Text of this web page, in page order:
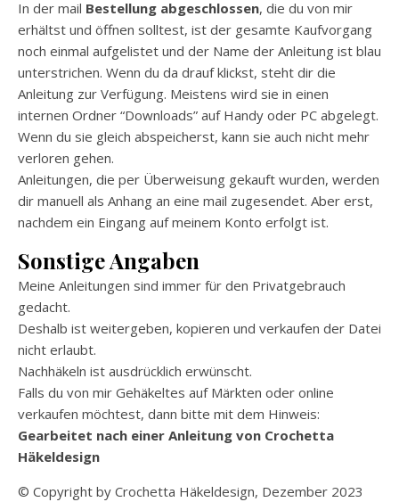
In der mail Bestellung abgeschlossen, die du von mir
erhältst und öffnen solltest, ist der gesamte Kaufvorgang
noch einmal aufgelistet und der Name der Anleitung ist blau
unterstrichen. Wenn du da drauf klickst, steht dir die
Anleitung zur Verfügung. Meistens wird sie in einen
internen Ordner “Downloads” auf Handy oder PC abgelegt.
Wenn du sie gleich abspeicherst, kann sie auch nicht mehr
verloren gehen.
Anleitungen, die per Überweisung gekauft wurden, werden
dir manuell als Anhang an eine mail zugesendet. Aber erst,
nachdem ein Eingang auf meinem Konto erfolgt ist.
Sonstige Angaben
Meine Anleitungen sind immer für den Privatgebrauch
gedacht.
Deshalb ist weitergeben, kopieren und verkaufen der Datei
nicht erlaubt.
Nachhäkeln ist ausdrücklich erwünscht.
Falls du von mir Gehäkeltes auf Märkten oder online
verkaufen möchtest, dann bitte mit dem Hinweis:
Gearbeitet nach einer Anleitung von Crochetta
Häkeldesign
© Copyright by Crochetta Häkeldesign, Dezember 2023